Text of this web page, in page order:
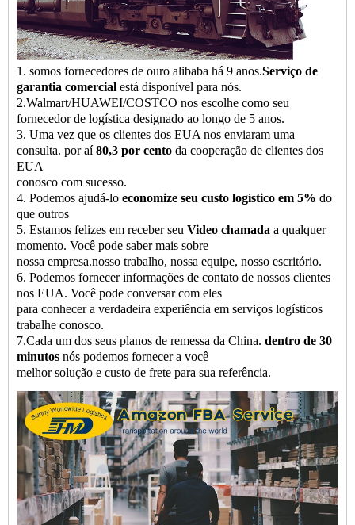
1. somos fornecedores de ouro alibaba há 9 anos.Serviço de
garantia comercial está disponível para nós.
2.Walmart/HUAWEI/COSTCO nos escolhe como seu
fornecedor de logística designado ao longo de 5 anos.
3. Uma vez que os clientes dos EUA nos enviaram uma
consulta. por aí80,3 por cento da cooperação de clientes dos
EUA
conosco com sucesso.
4. Podemos ajudá-lo economize seu custo logístico em 5% do
que outros
5. Estamos felizes em receber seu Video chamada a qualquer
momento. Você pode saber mais sobre
nossa empresa.nosso trabalho, nossa equipe, nosso escritório.
6. Podemos fornecer informações de contato de nossos clientes
nos EUA. Você pode conversar com eles
para conhecer a verdadeira experiência em serviços logísticos
trabalhe conosco.
7.Cada um dos seus planos de remessa da China. dentro de 30
minutos nós podemos fornecer a você
melhor solução e custo de frete para sua referência.